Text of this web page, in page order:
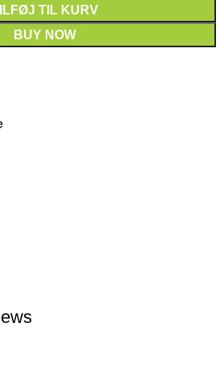
TIL KURV
BUY NOW